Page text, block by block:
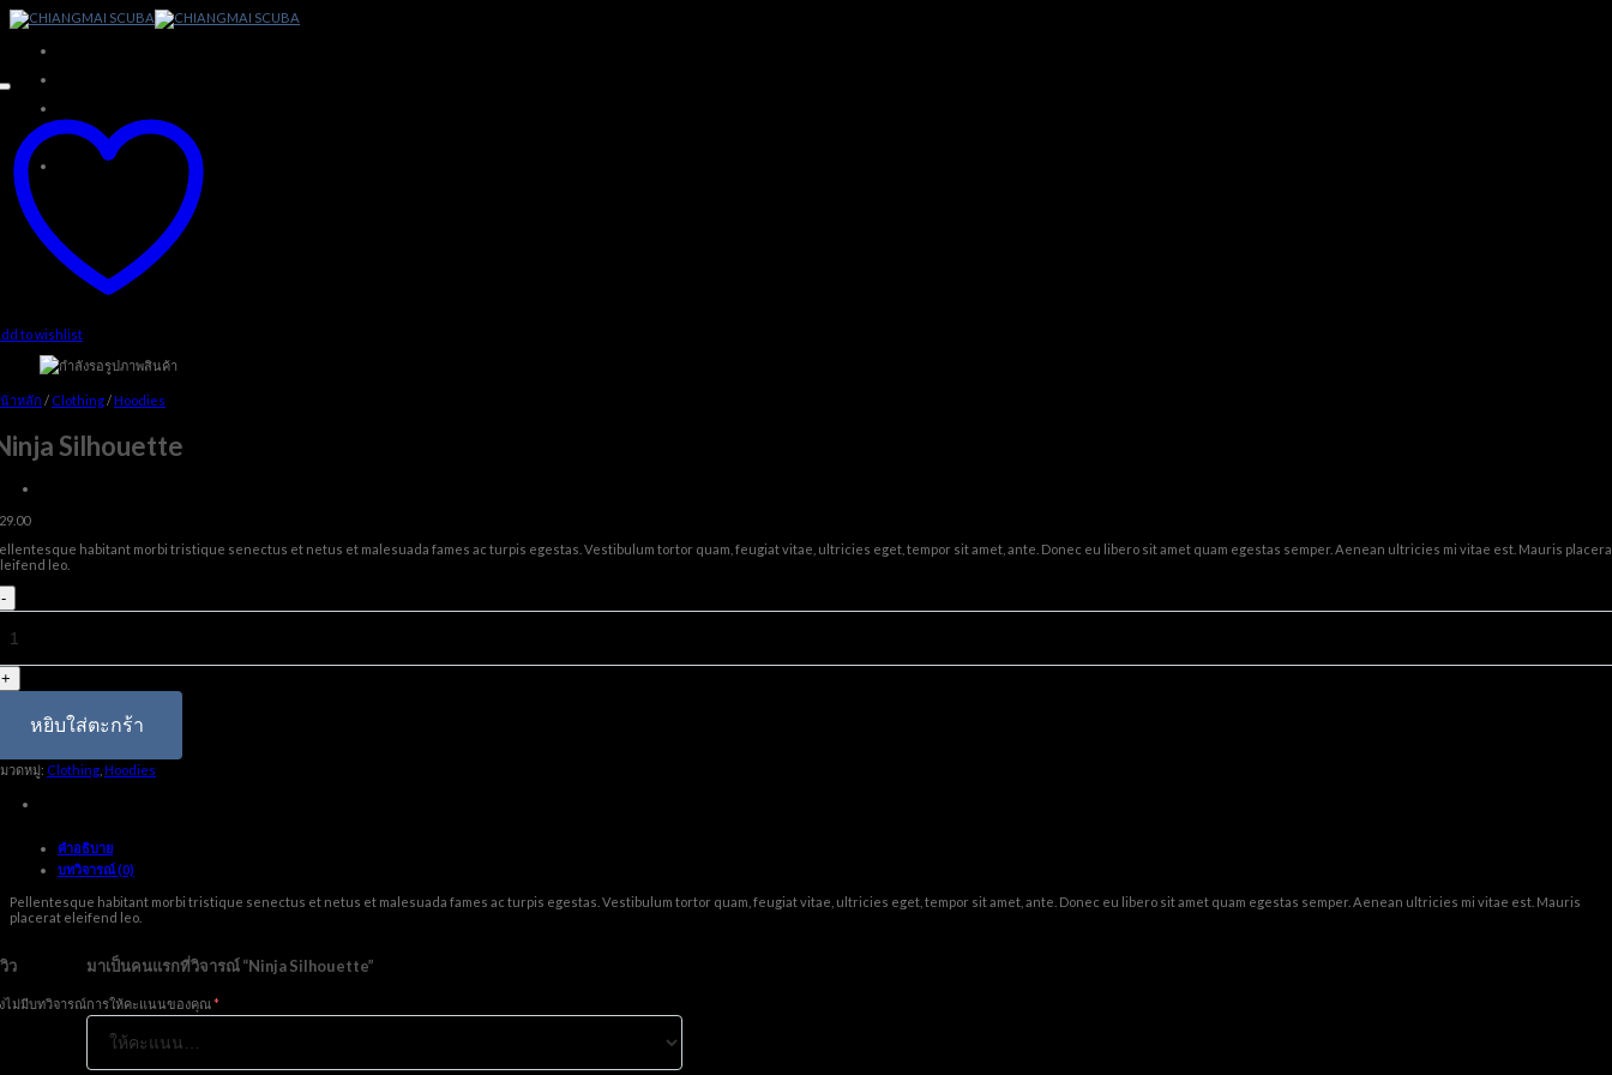
Skip
to
content
to wishlist
าหลัก / Clothing/ Hoodies
Silhouette
29.00
habitant morbi tristique senectus et netus et malesuada fames ac turpis egestas. Vestibulum tortor quam, feugiat vitae, ultricies eget, tempor sit amet, ante. Donec eu libero sit amet quam egestas semper. Aenean ultricies mi vitae est. Mauris
leo.
Ninja
Silhouette
ชิ้น
หยิบใส่ตะกร้า
วดหมู่: Clothing Hoodies
คำอธิบาย
บทวิจารณ์ (0)
Pellentesque habitant morbi tristique senectus et netus et malesuada fames ac turpis egestas. Vestibulum tortor quam, feugiat vitae, ultricies eget, tempor sit amet, ante. Donec eu libero sit amet quam egestas semper. Aenean ultricies mi vitae est. Mauris
placerat eleifend leo.
ว
ไม่มีบทวิจารณ์
มาเป็นคนแรกที่วิจารณ์ “Ninja Silhouette”
การให้คะแนนของคุณ*